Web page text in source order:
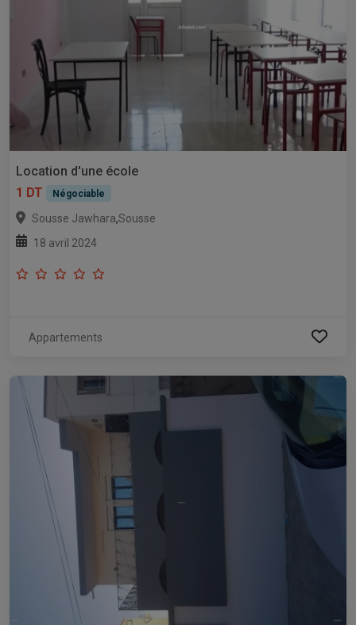
Location d'une école
1 DT
Négociable
Sousse Jawhara,Sousse
18 avril 2024
Appartements